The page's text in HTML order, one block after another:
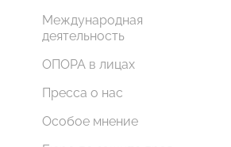
Международная
деятельность
ОПОРА в лицах
Пресса о нас
Особое мнение